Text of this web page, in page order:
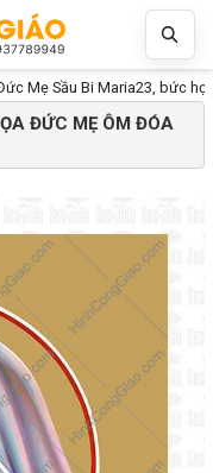
Mẹ Sầu Bi Maria23, bức
ĐỨC MẸ ÔM ĐÓA